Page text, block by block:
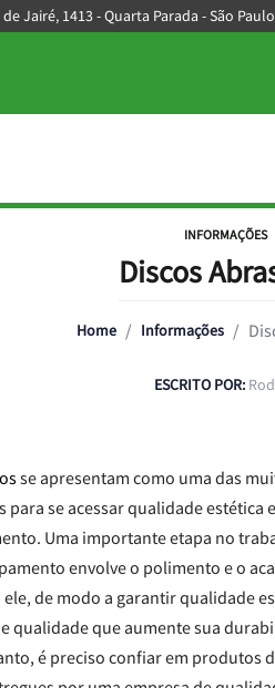
de Jairé, 1413 - Quarta Parada - São
INFORMAÇÕES
Discos
Home / Informações /
ESCRITO POR:
se apresentam como uma das
para se acessar qualidade estética
Uma importante etapa no
envolve o polimento e o
ele, de modo a garantir qualidade
qualidade que aumente sua
é preciso confiar em produtos